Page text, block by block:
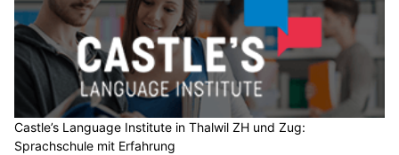
Castle’s Language Institute in Thalwil ZH und Zug:
Sprachschule mit Erfahrung